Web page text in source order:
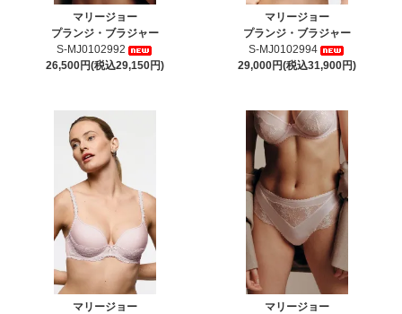
マリージョー
プランジ・ブラジャー
S-MJ0102992
26,500円(税込29,150円)
マリージョー
プランジ・ブラジャー
S-MJ0102994
29,000円(税込31,900円)
マリージョー
マリージョー